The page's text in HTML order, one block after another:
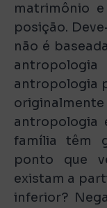
matrimônio
posição.
não é
antropologia
antropologia
família têm
ponto que
existam a
inferior?